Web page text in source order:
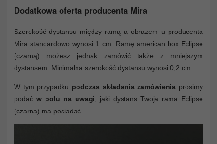
Dodatkowa oferta producenta Mira
Szerokość dystansu między ramą a obrazem u producenta
Mira standardowo wynosi 1 cm. Ramę american box Eclipse
(czarną) możesz jednak zamówić także z mniejszym
dystansem. Minimalna szerokość dystansu wynosi 0,2 cm.
W tym przypadku podczas składania zamówienia prosimy
podać w polu na uwagi , jaki dystans Twoja rama Eclipse
(czarna) ma posiadać.